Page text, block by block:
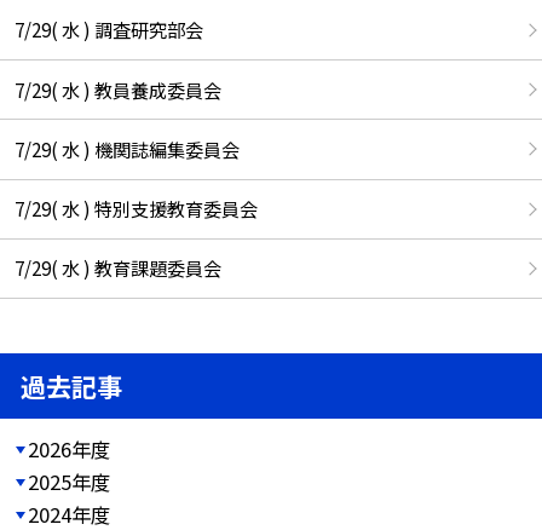
7/29( 水 ) 調査研究部会
7/29( 水 ) 教員養成委員会
7/29( 水 ) 機関誌編集委員会
7/29( 水 ) 特別支援教育委員会
7/29( 水 ) 教育課題委員会
過去記事
2026年度
2025年度
2024年度